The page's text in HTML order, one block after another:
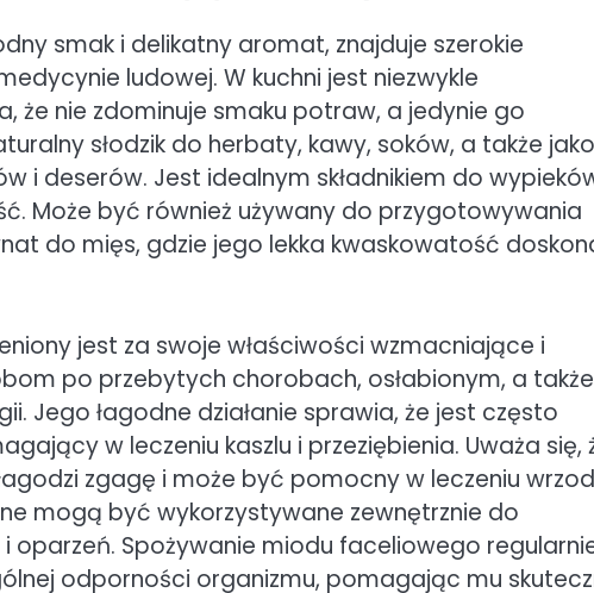
smak i delikatny aromat, znajduje szerokie
ludowej. W kuchni jest niezwykle
że nie zdominuje smaku potraw, a jedynie go
słodzik do herbaty, kawy, soków, a także jako
i deserów. Jest idealnym składnikiem do
Może być również używany do przygotowywania
do mięs, gdzie jego lekka kwaskowatość
jest za swoje właściwości wzmacniające i
po przebytych chorobach, osłabionym, a także
Jego łagodne działanie sprawia, że jest często
w leczeniu kaszlu i przeziębienia. Uważa się,
zgagę i może być pomocny w leczeniu
mogą być wykorzystywane zewnętrznie do
oparzeń. Spożywanie miodu faceliowego
odporności organizmu, pomagając mu